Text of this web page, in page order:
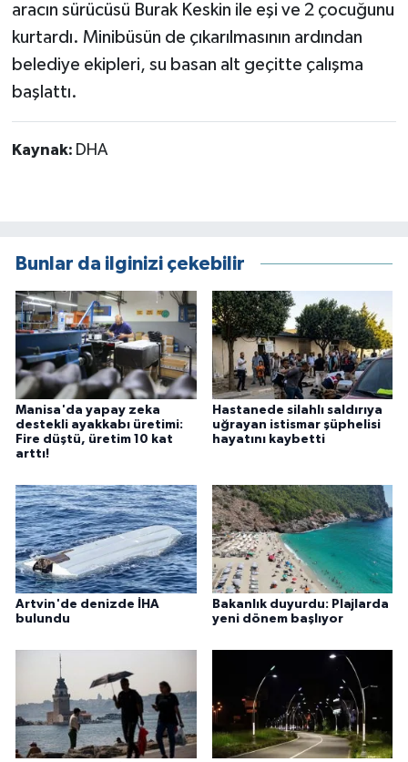
aracın sürücüsü Burak Keskin ile eşi ve 2 çocuğunu
kurtardı. Minibüsün de çıkarılmasının ardından
belediye ekipleri, su basan alt geçitte çalışma
başlattı.
Kaynak: DHA
Bunlar da ilginizi çekebilir
Manisa'da yapay zeka
destekli ayakkabı üretimi:
Fire düştü, üretim 10 kat
arttı!
Hastanede silahlı saldırıya
uğrayan istismar şüphelisi
hayatını kaybetti
Artvin'de denizde İHA
bulundu
Bakanlık duyurdu: Plajlarda
yeni dönem başlıyor